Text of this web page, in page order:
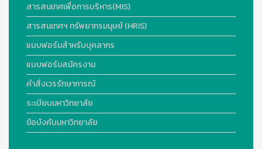
สารสนเทศเพื่อการบริหาร(MIS)
สารสนเทศฯ ทรัพยากรมนุษย์ (HRIS)
แบบฟอร์มสำหรับบุคลากร
แบบฟอร์มสมัครงาน
คำสั่งเวรรักษาการณ์
ระเบียบมหาวิทยาลัย
ข้อบังคับมหาวิทยาลัย